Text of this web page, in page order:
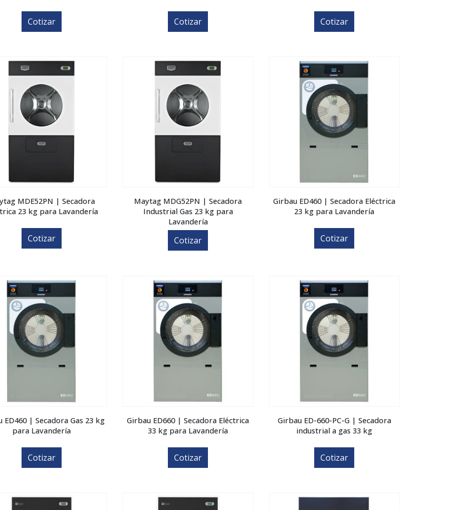
Cotizar Cotizar Cotizar
MDE52PN | Secadora
23 kg para Lavandería
Cotizar
Maytag MDG52PN | Secadora
Industrial Gas 23 kg para
Lavandería
Cotizar
Girbau ED460 | Secadora Eléctrica
23 kg para Lavandería
Cotizar
ED460 | Secadora Gas 23 kg
para Lavandería
Cotizar
Girbau ED660 | Secadora Eléctrica
33 kg para Lavandería
Cotizar
Girbau ED-660-PC-G | Secadora
industrial a gas 33 kg
Cotizar